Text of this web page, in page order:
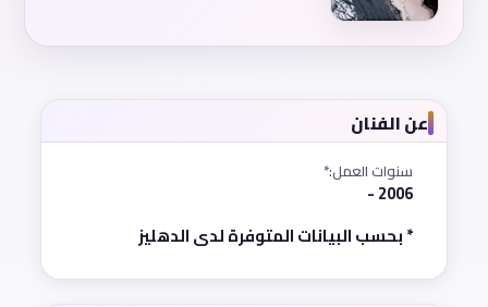
عن الفنان
سنوات العمل:*
2006 -
* بحسب البيانات المتوفرة لدى الدهليز